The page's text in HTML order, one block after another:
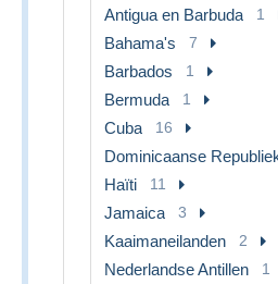
Antigua en Barbuda 1
Bahama's 7
Barbados 1
Bermuda 1
Cuba 16
Dominicaanse
Haïti 11
Jamaica 3
Kaaimaneilanden 2
Nederlandse Antillen 1